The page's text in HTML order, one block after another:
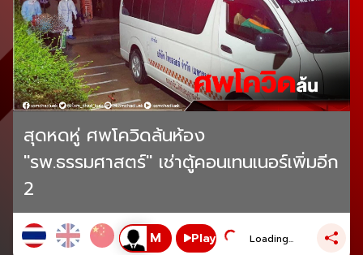
สุดหดหู่ ศพโควิดล้นห้อง
"รพ.ธรรมศาสตร์" เช่าตู้คอนเทนเนอร์เพิ่มอีก
2
Play Loading...